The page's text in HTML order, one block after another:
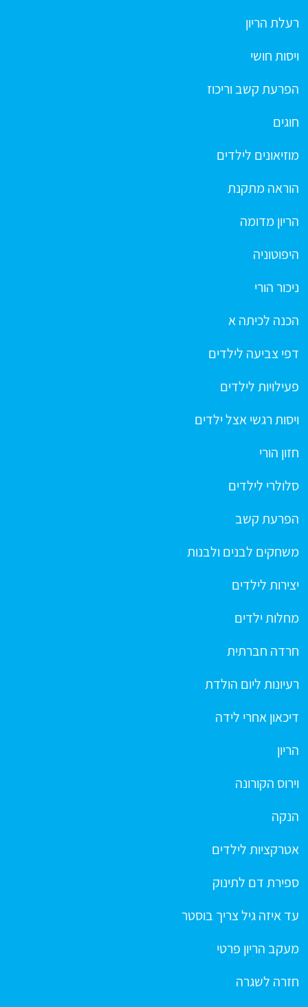
רעלת הריון
ויסות חושי
הפרעת קשב וריכוז
חוגים
מוזיאונים לילדים
הוראה מתקנת
הריון מדומה
היפוטוניה
ניכור הורי
הכנה לכיתה א
דפי צביעה לילדים
פעילויות לילדים
ויסות רגשי אצל ילדים
חזון הורי
סלולרי לילדים
הפרעת קשב
משחקים לבנים ולבנות
יצירות לילדים
מחלות ילדים
חרדה חברתית
רעיונות ליום הולדת
דיכאון אחרי לידה
הריון
וירוס הקורונה
הנקה
אטרקציות לילדים
ספירת דם לתינוק
עד איזה גיל צריך בוסטר
מעקב הריון פרטי
חזרה לשגרה